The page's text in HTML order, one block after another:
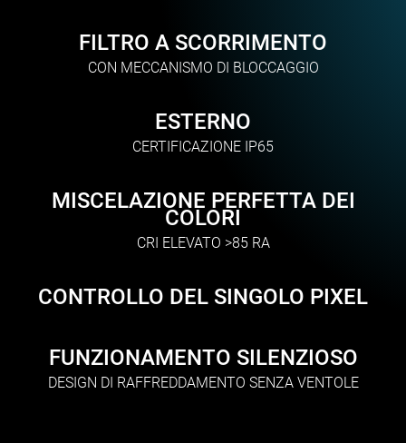
FILTRO A SCORRIMENTO
CON MECCANISMO DI BLOCCAGGIO
ESTERNO
CERTIFICAZIONE IP65
MISCELAZIONE PERFETTA DEI
COLORI
CRI ELEVATO >85 RA
CONTROLLO DEL SINGOLO PIXEL
FUNZIONAMENTO SILENZIOSO
DESIGN DI RAFFREDDAMENTO SENZA VENTOLE